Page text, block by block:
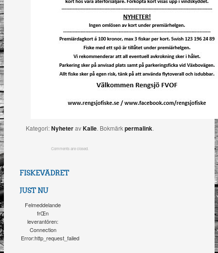
Kategori:NyheteravKalle. Bokmärkpermalink.
Comments are closed.
FISKEVÄDRET
JUST NU
Felmeddelande
frŒn
leverantören:
Connection
Error:http_request_failed